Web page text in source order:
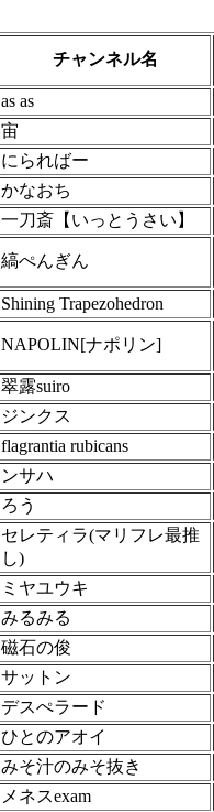
チャンネル名
as as
宙
にらればー
かなおち
一刀斎【いっとうさい】
縞ぺんぎん
Shining Trapezohedron
NAPOLIN[ナポリン]
翠露suiro
ジンクス
flagrantia rubicans
ンサハ
ろう
セレティラ(マリフレ最推
し)
ミヤユウキ
みるみる
磁石の俊
サットン
デスぺラード
ひとのアオイ
みそ汁のみそ抜き
メネスexam